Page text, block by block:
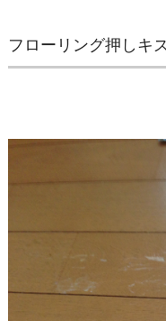
フローリング押しキ